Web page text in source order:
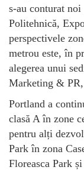
s-au conturat
Politehnică,
perspectivele
metrou este, în
alegerea unui
Marketing & PR,
Portland a
clasă A în zone
pentru alți
Park în zona
Floreasca Park